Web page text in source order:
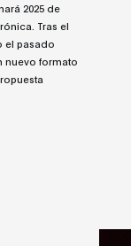
2025 de
Tras el
el pasado
nuevo formato